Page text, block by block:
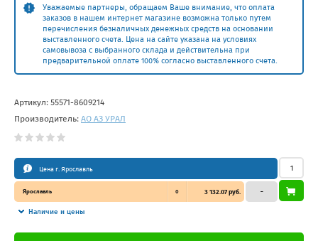
Уважаемые партнеры, обращаем Ваше внимание, что оплата
заказов в нашем интернет магазине возможна только путем
перечисления безналичных денежных средств на основании
выставленного счета. Цена на сайте указана на условиях
самовывоза с выбранного склада и действительна при
предварительной оплате 100% согласно выставленного счета.
Артикул: 55571-8609214
Производитель: АО АЗ УРАЛ
Цена г. Ярославль
Ярославль 0 3 132.07 руб.
Наличие и цены
–